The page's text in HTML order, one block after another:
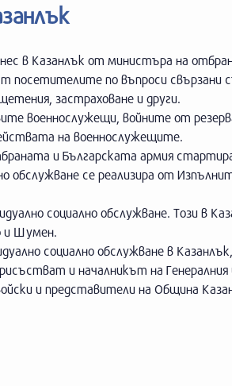
в Казанлък от министъра на
по въпроси свързани
застраховане и други.
военнослужещи, войните от
на военнослужещите.
и Българската армия стартира
обслужване се реализира от
социално обслужване. Този в
и Шумен.
социално обслужване в
и началникът на
и представители на Община